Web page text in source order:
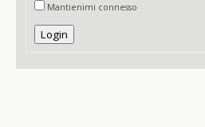
Mantienimi connesso
Login